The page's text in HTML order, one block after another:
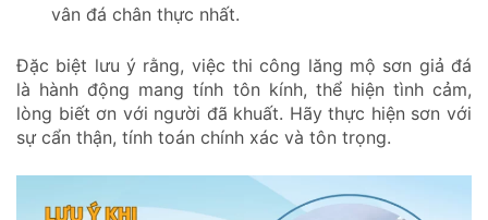
vân đá chân thực nhất.
Đặc biệt lưu ý rằng, việc thi công lăng mộ sơn giả đá
là hành động mang tính tôn kính, thể hiện tình cảm,
lòng biết ơn với người đã khuất. Hãy thực hiện sơn với
sự cẩn thận, tính toán chính xác và tôn trọng.